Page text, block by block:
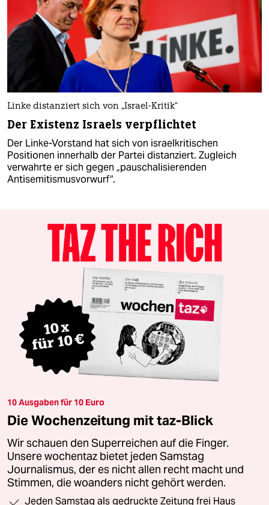
Linke distanziert sich von „Israel-Kritik“
Der Existenz Israels verpflichtet
Der Linke-Vorstand hat sich von israelkritischen
Positionen innerhalb der Partei distanziert. Zugleich
verwahrte er sich gegen „pauschalisierenden
Antisemitismusvorwurf“.
10 Ausgaben für 10 Euro
Die Wochenzeitung mit taz-Blick
Wir schauen den Superreichen auf die Finger.
Unsere wochentaz bietet jeden Samstag
Journalismus, der es nicht allen recht macht und
Stimmen, die woanders nicht gehört werden.
Jeden Samstag als gedruckte Zeitung frei Haus